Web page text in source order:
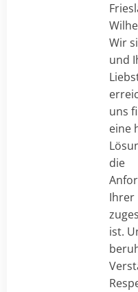
Wir
und
uns
eine
die
Ihrer
ist.